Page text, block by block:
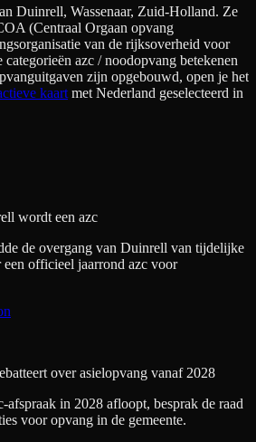
Duinrell, Wassenaar, Zuid-Holland. Ze
(Centraal Orgaan opvang
van de rijksoverheid voor
azc / noodopvang betekenen
zijn opgebouwd, open je het
kaart met Nederland geselecteerd in
wordt een azc
de overgang van Duinrell van tijdelijke
officieel jaarrond azc voor
over asielopvang vanaf 2028
in 2028 afloopt, besprak de raad
voor opvang in de gemeente.